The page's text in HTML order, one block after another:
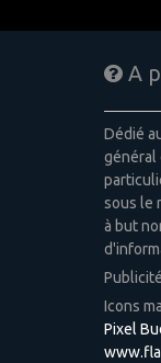
A
Dédié
général
sous le
à but
Icons
Pixel